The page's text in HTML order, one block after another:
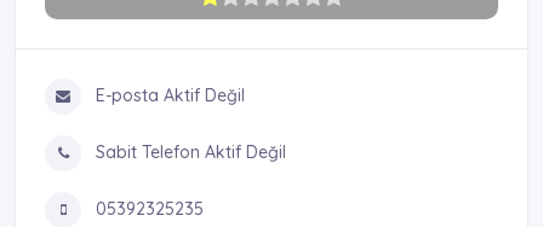
E-posta Aktif Değil
Sabit Telefon Aktif Değil
05392325235